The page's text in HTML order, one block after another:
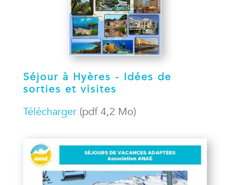
Séjour à Hyères - Idées de
sorties et visites
Télécharger(pdf 4,2 Mo)